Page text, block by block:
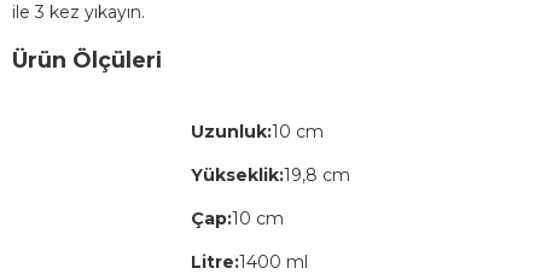
ile 3 kez yıkayın.
Ürün Ölçüleri
Uzunluk:10 cm
Yükseklik:19,8 cm
Çap:10 cm
Litre:1400 ml